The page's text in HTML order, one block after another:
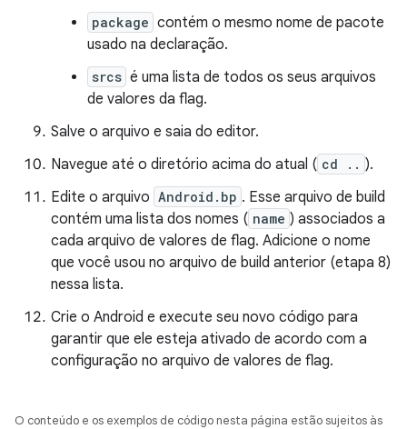
package contém o mesmo nome de pacote
usado na declaração.
srcs é uma lista de todos os seus arquivos
de valores da flag.
Salve o arquivo e saia do editor.
Navegue até o diretório acima do atual ( cd .. ).
Edite o arquivo Android.bp . Esse arquivo de build
contém uma lista dos nomes ( name ) associados a
cada arquivo de valores de flag. Adicione o nome
que você usou no arquivo de build anterior (etapa 8)
nessa lista.
Crie o Android e execute seu novo código para
garantir que ele esteja ativado de acordo com a
configuração no arquivo de valores de flag.
O conteúdo e os exemplos de código nesta página estão sujeitos às